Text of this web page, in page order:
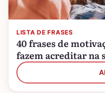
LISTA DE FRASES
40 frases de
fazem acreditar na